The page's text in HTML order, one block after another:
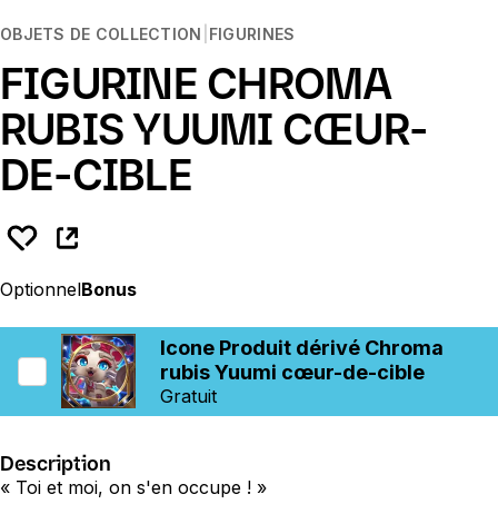
OBJETS DE COLLECTION FIGURINES
FIGURINE CHROMA
RUBIS YUUMI CŒUR-
DE-CIBLE
OptionnelBonus
Icone Produit dérivé Chroma
rubis Yuumi cœur-de-cible
Gratuit
Description
« Toi et moi, on s'en occupe ! »